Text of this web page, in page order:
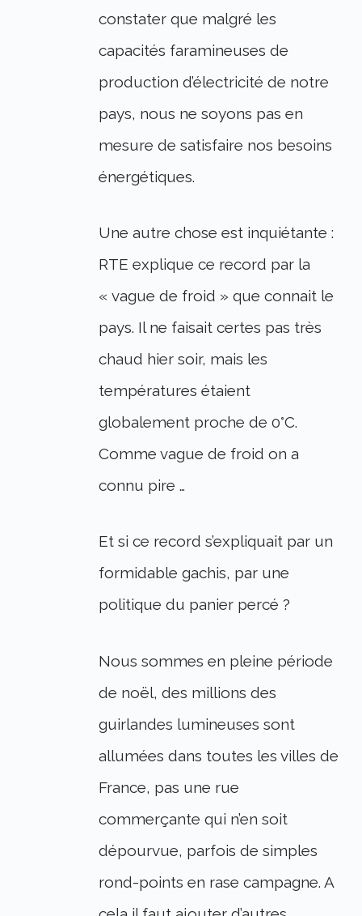
constater que malgré les
capacités faramineuses de
production d’électricité de notre
pays, nous ne soyons pas en
mesure de satisfaire nos besoins
énergétiques.
Une autre chose est inquiétante :
RTE explique ce record par la
« vague de froid » que connait le
pays. Il ne faisait certes pas très
chaud hier soir, mais les
températures étaient
globalement proche de 0°C.
Comme vague de froid on a
connu pire …
Et si ce record s’expliquait par un
formidable gachis, par une
politique du panier percé ?
Nous sommes en pleine période
de noël, des millions des
guirlandes lumineuses sont
allumées dans toutes les villes de
France, pas une rue
commerçante qui n’en soit
dépourvue, parfois de simples
rond-points en rase campagne. A